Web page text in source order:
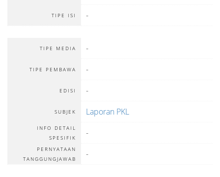
TIPE ISI -
TIPE MEDIA -
TIPE PEMBAWA -
EDISI -
SUBJEK Laporan PKL
INFO DETAIL
SPESIFIK
-
PERNYATAAN
TANGGUNGJAWAB
-